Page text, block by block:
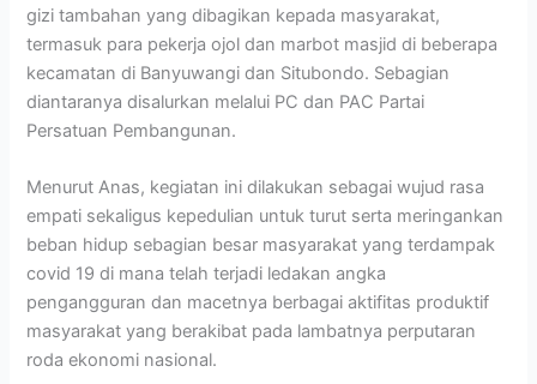
gizi tambahan yang dibagikan kepada masyarakat,
termasuk para pekerja ojol dan marbot masjid di beberapa
kecamatan di Banyuwangi dan Situbondo. Sebagian
diantaranya disalurkan melalui PC dan PAC Partai
Persatuan Pembangunan.
Menurut Anas, kegiatan ini dilakukan sebagai wujud rasa
empati sekaligus kepedulian untuk turut serta meringankan
beban hidup sebagian besar masyarakat yang terdampak
covid 19 di mana telah terjadi ledakan angka
pengangguran dan macetnya berbagai aktifitas produktif
masyarakat yang berakibat pada lambatnya perputaran
roda ekonomi nasional.